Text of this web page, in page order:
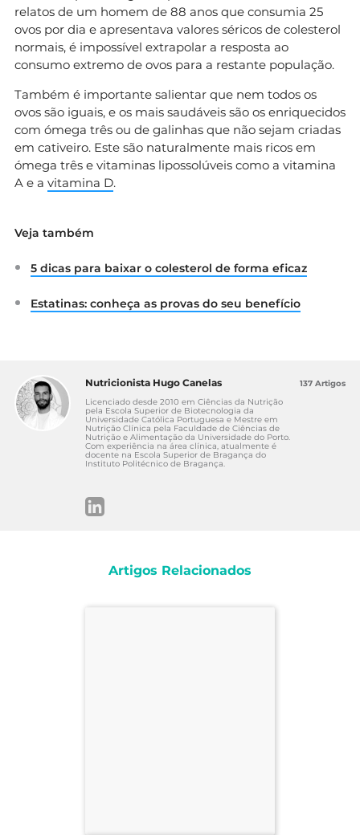
relatos de um homem de 88 anos que consumia 25
ovos por dia e apresentava valores séricos de colesterol
normais, é impossível extrapolar a resposta ao
consumo extremo de ovos para a restante população.
Também é importante salientar que nem todos os
ovos são iguais, e os mais saudáveis são os enriquecidos
com ómega três ou de galinhas que não sejam criadas
em cativeiro. Este são naturalmente mais ricos em
ómega três e vitaminas lipossolúveis como a vitamina
A e a vitamina D.
Veja também
5 dicas para baixar o colesterol de forma eficaz
Estatinas: conheça as provas do seu benefício
Nutricionista Hugo Canelas
Licenciado desde 2010 em Ciências da Nutrição
pela Escola Superior de Biotecnologia da
Universidade Católica Portuguesa e Mestre em
Nutrição Clínica pela Faculdade de Ciências de
Nutrição e Alimentação da Universidade do Porto.
Com experiência na área clínica, atualmente é
docente na Escola Superior de Bragança do
Instituto Politécnico de Bragança.
137 Artigos
Artigos Relacionados